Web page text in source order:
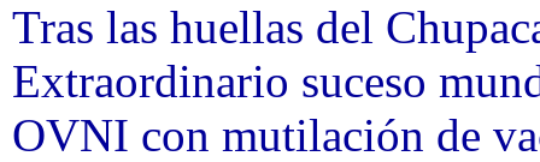
Tras las huellas del
Extraordinario suceso
OVNI con mutilación de